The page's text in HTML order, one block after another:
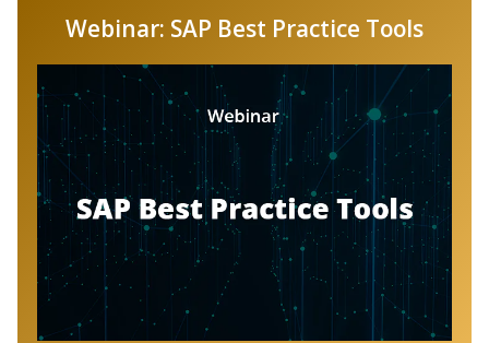
Webinar: SAP Best Practice Tools